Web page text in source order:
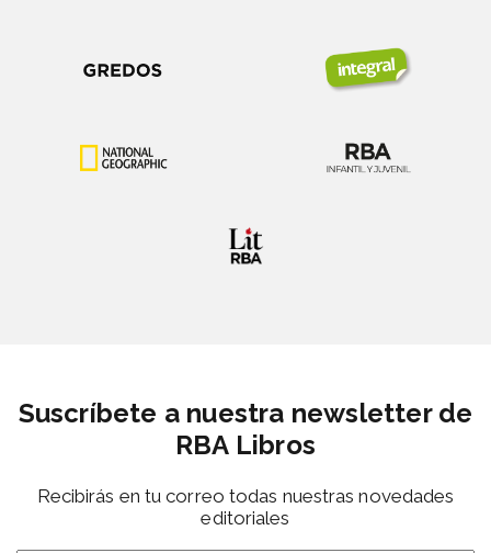
Suscríbete a nuestra newsletter de
RBA Libros
Recibirás en tu correo todas nuestras novedades
editoriales